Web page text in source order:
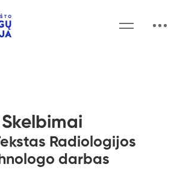
Skelbimai
Radiologijos
darbas